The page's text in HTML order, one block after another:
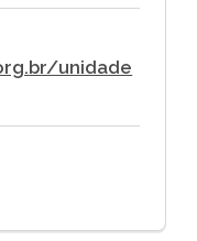
unidade